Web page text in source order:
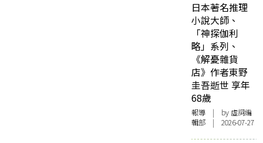
日本著名推理
小說大師、
「神探伽利
略」系列、
《解憂雜貨
店》作者東野
圭吾逝世 享年
68歲
報導 | by 虛詞編
輯部 | 2026-07-27